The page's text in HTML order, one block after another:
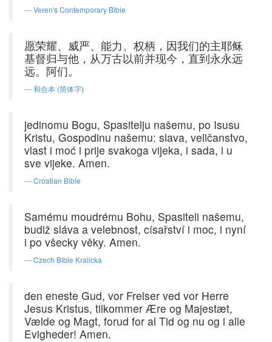
Veren's Contemporary Bible
愿荣耀、威严、能力、权柄，因我们的主耶稣
基督归与他，从万古以前并现今，直到永永远
远。阿们。
和合本 (简体字)
jedinomu Bogu, Spasitelju našemu, po Isusu
Kristu, Gospodinu našemu: slava, veličanstvo,
vlast i moć i prije svakoga vijeka, i sada, i u
sve vijeke. Amen.
Croatian Bible
Samému moudrému Bohu, Spasiteli našemu,
budiž sláva a velebnost, císařství i moc, i nyní
i po všecky věky. Amen.
Czech Bible Kralicka
den eneste Gud, vor Frelser ved vor Herre
Jesus Kristus, tilkommer Ære og Majestæt,
Vælde og Magt, forud for al Tid og nu og i alle
Evigheder! Amen.